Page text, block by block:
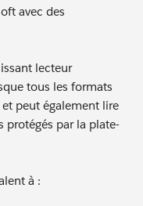
avec des
lecteur
tous les formats
peut également lire
par la plate-
à :